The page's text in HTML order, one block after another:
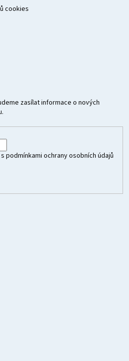
cookies
zasílat informace o nových
podmínkami ochrany osobních údajů